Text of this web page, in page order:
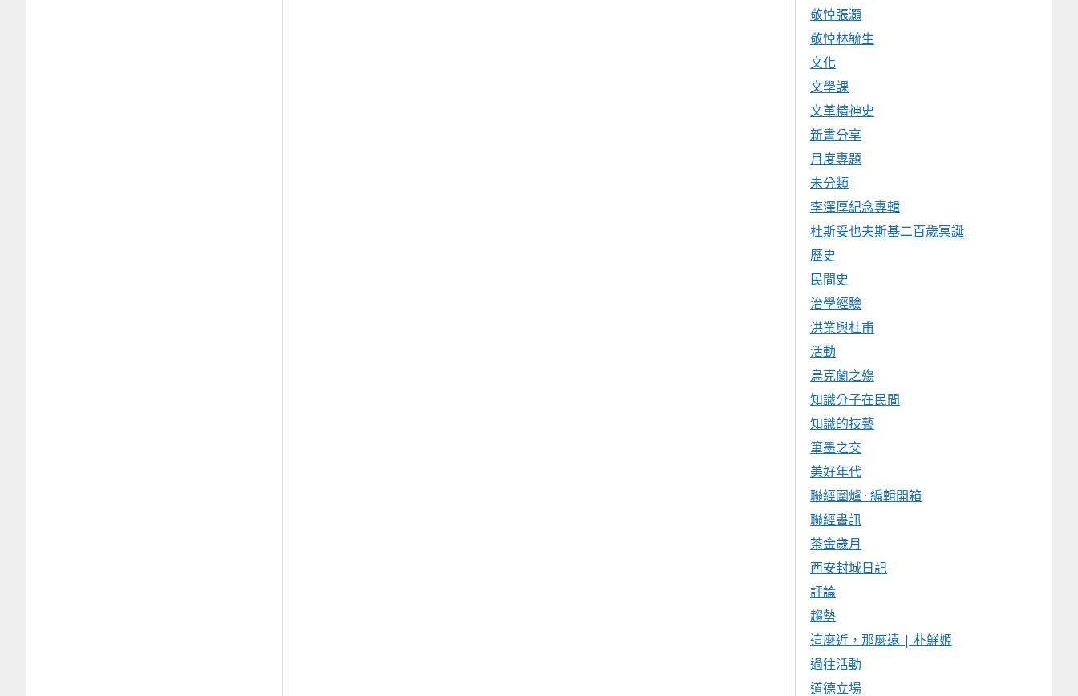
敬悼張灝
敬悼林毓生
文化
文學課
文革精神史
新書分享
月度專題
未分類
李澤厚紀念專輯
杜斯妥也夫斯基二百歲冥誕
歷史
民間史
治學經驗
洪業與杜甫
活動
烏克蘭之殤
知識分子在民間
知識的技藝
筆墨之交
美好年代
聯經圍爐 · 編輯開箱
聯經書訊
茶金歲月
西安封城日記
評論
趨勢
這麼近，那麼遠 | 朴鮮姬
過往活動
道德立場